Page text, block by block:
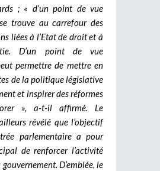
; « d’un point de vue
trouve au carrefour des
liées à l’Etat de droit et à
D’un point de vue
permettre de mettre en
de la politique législative
et inspirer des réformes
», a-t-il affirmé. Le
révélé que l’objectif
parlementaire a pour
de renforcer l’activité
D’emblée, le